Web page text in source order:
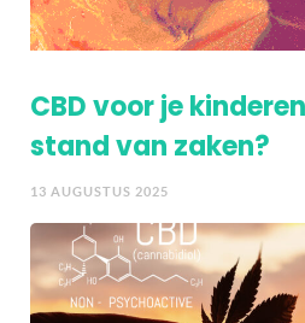
CBD voor je
stand van zaken?
13 AUGUSTUS 2025